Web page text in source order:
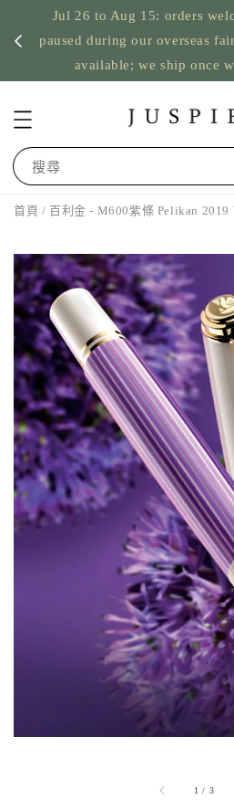
Jul 26 to Aug 15: orders
paused during our overseas
available; we ship once
搜尋
首頁 / 百利金 - M600紫條 Pelikan
1 / 3